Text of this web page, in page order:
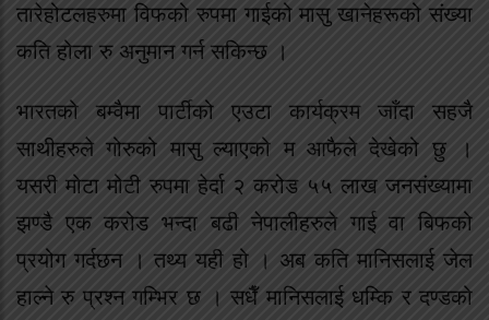
तारेहोटलहरुमा विफको रुपमा गाईको मासु खानेहरूको संख्या
कति होला रु अनुमान गर्न सकिन्छ ।
भारतको बम्वैमा पार्टीको एउटा कार्यक्रम जाँदा सहजै
साथीहरुले गोरुको मासु ल्याएको म आफैले देखेको छु ।
यसरी मोटा मोटी रुपमा हेर्दा २ करोड ५५ लाख जनसंख्यामा
झण्डै एक करोड भन्दा बढी नेपालीहरुले गाई वा बिफको
प्रयोग गर्दछन । तथ्य यही हो । अब कति मानिसलाई जेल
हाल्ने रु प्रश्न गम्भिर छ । सधैँ मानिसलाई धम्कि र दण्डको